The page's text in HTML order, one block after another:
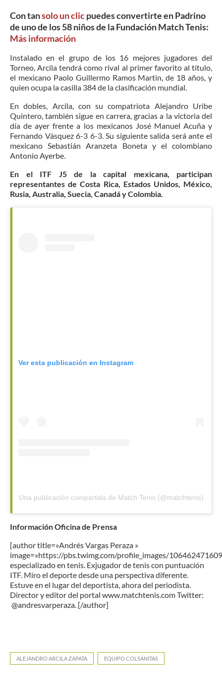
Con tansolo un clicpuedes convertirte en Padrino
de uno de los 58 niños de la Fundación Match Tenis:
Más información
Instalado en el grupo de los 16 mejores jugadores del
Torneo, Arcila tendrá como rival al primer favorito al título,
el mexicano Paolo Guillermo Ramos Martin, de 18 años, y
quien ocupa la casilla 384 de la clasificación mundial.
En dobles, Arcila, con su compatriota Alejandro Uribe
Quintero, también sigue en carrera, gracias a la victoria del
día de ayer frente a los mexicanos José Manuel Acuña y
Fernando Vásquez 6-3 6-3. Su siguiente salida será ante el
mexicano Sebastián Aranzeta Boneta y el colombiano
Antonio Ayerbe.
En el ITF J5 de la capital mexicana, participan
representantes de Costa Rica, Estados Unidos, México,
Rusia, Australia, Suecia, Canadá y Colombia.
Ver esta publicación en Instagram
Una publicación compartida de Match Tenis (@matchtenis)
Información Oficina de Prensa
[author title=»Andrés Vargas Peraza »
image=»https://pbs.twimg.com/profile_images/
especializado en tenis. Exjugador de tenis con puntuación
ITF. Miro el deporte desde una perspectiva diferente.
Estuve en el lugar del deportista, ahora del periodista.
Director y editor del portal www.matchtenis.com Twitter:
@andresvarperaza. [/author]
ALEJANDRO ARCILA ZAPATA EQUIPO COLSÁNITAS